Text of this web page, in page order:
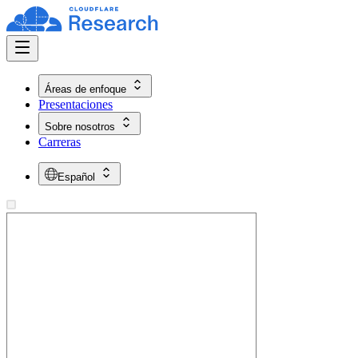
Áreas de enfoque
Presentaciones
Sobre nosotros
Carreras
Español